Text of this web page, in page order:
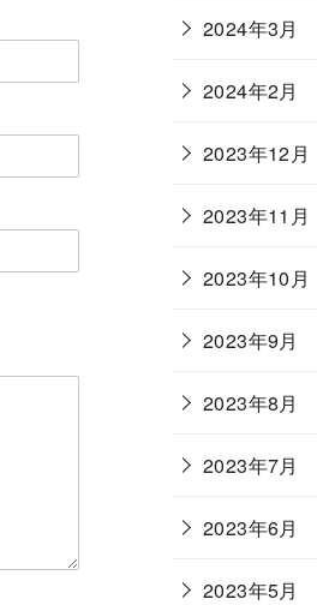
2024年3月
2024年2月
2023年12月
2023年11月
2023年10月
2023年9月
2023年8月
2023年7月
2023年6月
2023年5月